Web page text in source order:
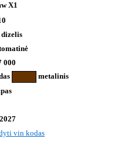
X1
dizelis
000
metalinis
vin kodas